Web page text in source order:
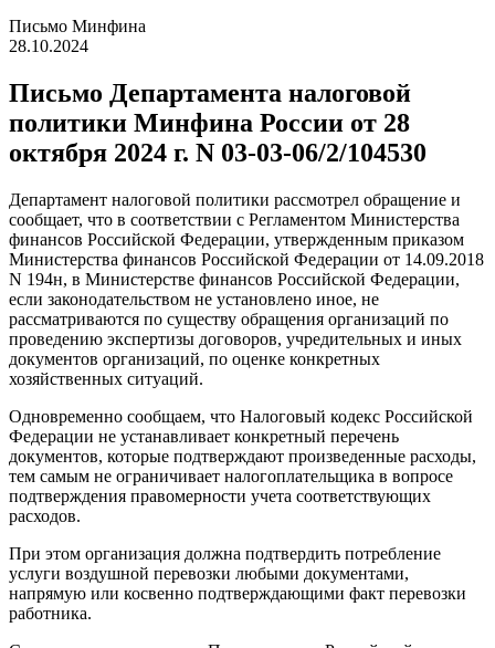
Письмо Минфина
28.10.2024
Письмо Департамента налоговой
политики Минфина России от 28
октября 2024 г. N 03-03-06/2/104530
Департамент налоговой политики рассмотрел обращение и
сообщает, что в соответствии с Регламентом Министерства
финансов Российской Федерации, утвержденным приказом
Министерства финансов Российской Федерации от 14.09.2018
N 194н, в Министерстве финансов Российской Федерации,
если законодательством не установлено иное, не
рассматриваются по существу обращения организаций по
проведению экспертизы договоров, учредительных и иных
документов организаций, по оценке конкретных
хозяйственных ситуаций.
Одновременно сообщаем, что Налоговый кодекс Российской
Федерации не устанавливает конкретный перечень
документов, которые подтверждают произведенные расходы,
тем самым не ограничивает налогоплательщика в вопросе
подтверждения правомерности учета соответствующих
расходов.
При этом организация должна подтвердить потребление
услуги воздушной перевозки любыми документами,
напрямую или косвенно подтверждающими факт перевозки
работника.